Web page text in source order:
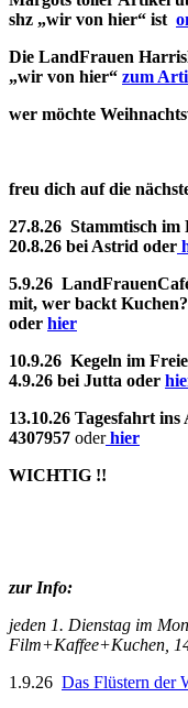
shz „wir von hier“ ist
Die LandFrauen
„wir von hier“ zum
wer möchte
freu dich auf die
27.8.26 Stammtisch
20.8.26 bei Astrid oder
5.9.26
mit, wer backt
oder hier
10.9.26 Kegeln im
4.9.26 bei Jutta oder
13.10.26 Tagesfahrt
4307957 oderhier
WICHTIG !!
zur Info:
jeden 1. Dienstag im
Film+Kaffee+Kuchen,
1.9.26 Das Flüstern der